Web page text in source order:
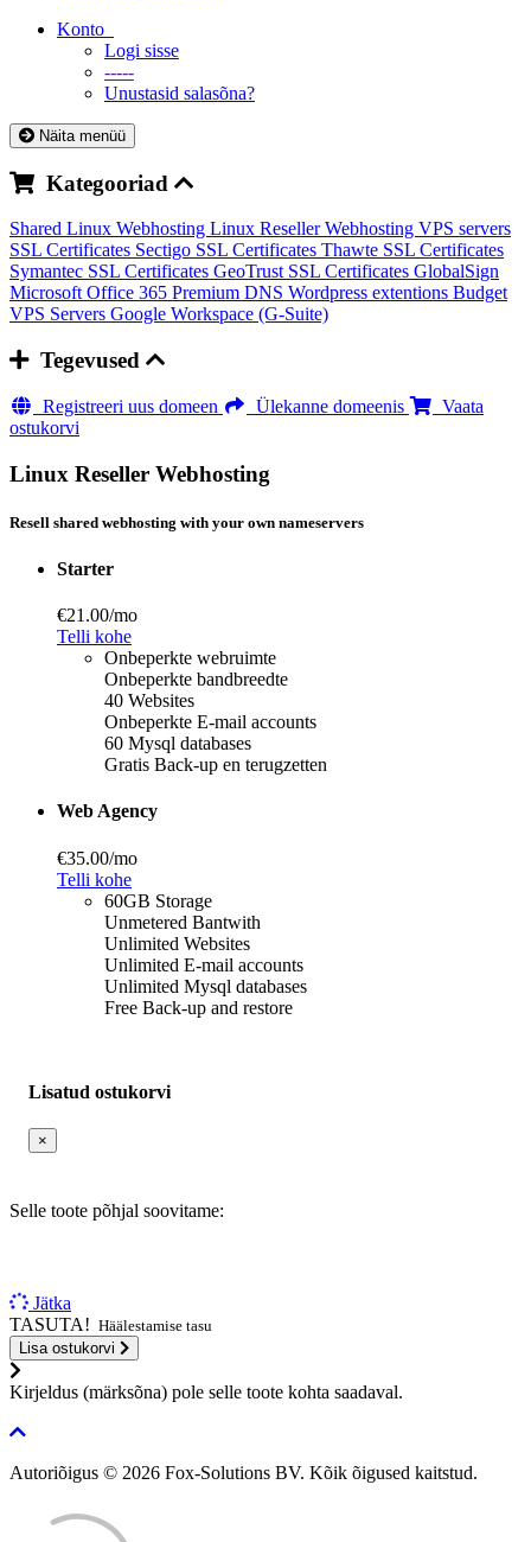
Konto
Logi sisse
-----
Unustasid salasõna?
Näita menüü
Kategooriad
Shared Linux Webhosting Linux Reseller Webhosting VPS servers
SSL Certificates Sectigo SSL Certificates Thawte SSL Certificates
Symantec SSL Certificates GeoTrust SSL Certificates GlobalSign
Microsoft Office 365 Premium DNS Wordpress extentions Budget
VPS Servers Google Workspace (G-Suite)
Tegevused
Registreeri uus domeen Ülekanne domeenis
Vaata
ostukorvi
Linux Reseller Webhosting
Resell shared webhosting with your own nameservers
Starter
€21.00/mo
Telli kohe
Onbeperkte webruimte
Onbeperkte bandbreedte
40 Websites
Onbeperkte E-mail accounts
60 Mysql databases
Gratis Back-up en terugzetten
Web Agency
€35.00/mo
Telli kohe
60GB Storage
Unmetered Bantwith
Unlimited Websites
Unlimited E-mail accounts
Unlimited Mysql databases
Free Back-up and restore
Lisatud ostukorvi
×
Selle toote põhjal soovitame:
Jätka
TASUTA! Häälestamise tasu
Lisa ostukorvi
Kirjeldus (märksõna) pole selle toote kohta saadaval.
Autoriõigus © 2026 Fox-Solutions BV. Kõik õigused kaitstud.